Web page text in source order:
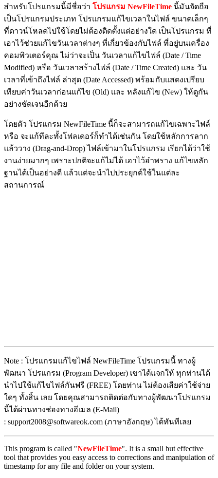
สำหรับโปรแกรมนี้มีชื่อว่า โปรแกรม NewFileTime นี้มันจัดถือ
เป็นโปรแกรมประเภท โปรแกรมแก้ไขเวลาในไฟล์ ขนาดเล็กๆ
ที่ดาวน์โหลดไปใช้โดยไม่ต้องติดตั้งแต่อย่างใด เป็นโปรแกรม ที่
เอาไว้ช่วยแก้ไขวันเวลาต่างๆ ที่เกี่ยวข้องกับไฟล์ ที่อยู่บนเครื่อง
คอมพิวเตอร์คุณ ไม่ว่าจะเป็น วันเวลาแก้ไขไฟล์ (Date / Time
Modified) หรือ วันเวลาสร้างไฟล์ (Date / Time Created) และ วัน
เวลาที่เข้าถึงไฟล์ ล่าสุด (Date Accessed) พร้อมกับแสดงเปรียบ
เทียบค่าวันเวลาก่อนแก้ไข (Old) และ หลังแก้ไข (New) ให้ดูกัน
อย่างชัดเจนอีกด้วย
โดยตัว โปรแกรม NewFileTime นี้ก็จะสามารถแก้ไขเฉพาะไฟล์
หรือ จะแก้ทีละทั้งโฟลเดอร์ก็ทำได้เช่นกัน โดยใช้หลักการลาก
แล้ววาง (Drag-and-Drop) ไฟล์เข้ามาในโปรแกรม เรียกได้ว่าใช้
งานง่ายมากๆ เพราะปกติจะแก้ไม่ได้ เอาไว้อำพราง แก้ไขหลัก
ฐานได้เป็นอย่างดี แล้วแต่จะนำไปประยุกต์ใช้ในแต่ละ
สถานการณ์
Note : โปรแกรมแก้ไขไฟล์ NewFileTime โปรแกรมนี้ ทางผู้
พัฒนา โปรแกรม (Program Developer) เขาได้แจกให้ ทุกท่านได้
นำไปใช้แก้ไขไฟล์กันฟรี (FREE) โดยท่าน ไม่ต้องเสียค่าใช้จ่าย
ใดๆ ทั้งสิ้น เลย โดยคุณสามารถติดต่อกับทางผู้พัฒนาโปรแกรม
นี้ได้ผ่านทางช่องทางอีเมล (E-Mail)
: support2008@softwareok.com (ภาษาอังกฤษ) ได้ทันทีเลย
This program is called "NewFileTime". It is a small but effective
tool that provides you easy access to corrections and manipulation of
timestamp for any file and folder on your system.